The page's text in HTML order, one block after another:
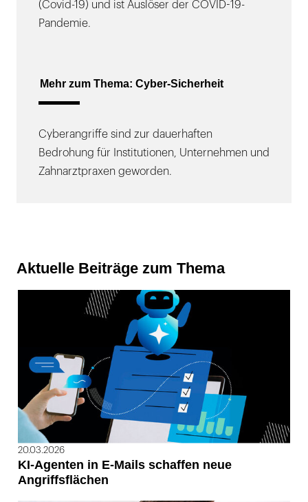
(Covid-19) und ist Auslöser der COVID-19-
Pandemie.
Mehr zum Thema: Cyber-Sicherheit
Cyberangriffe sind zur dauerhaften
Bedrohung für Institutionen, Unternehmen und
Zahnarztpraxen geworden.
Aktuelle Beiträge zum Thema
20.03.2026
KI-Agenten in E-Mails schaffen neue
Angriffsflächen